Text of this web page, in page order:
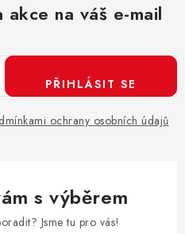
na váš e-mail
ochrany osobních údajů
PŘIHLÁSIT SE
s výběrem
Jsme tu pro vás!